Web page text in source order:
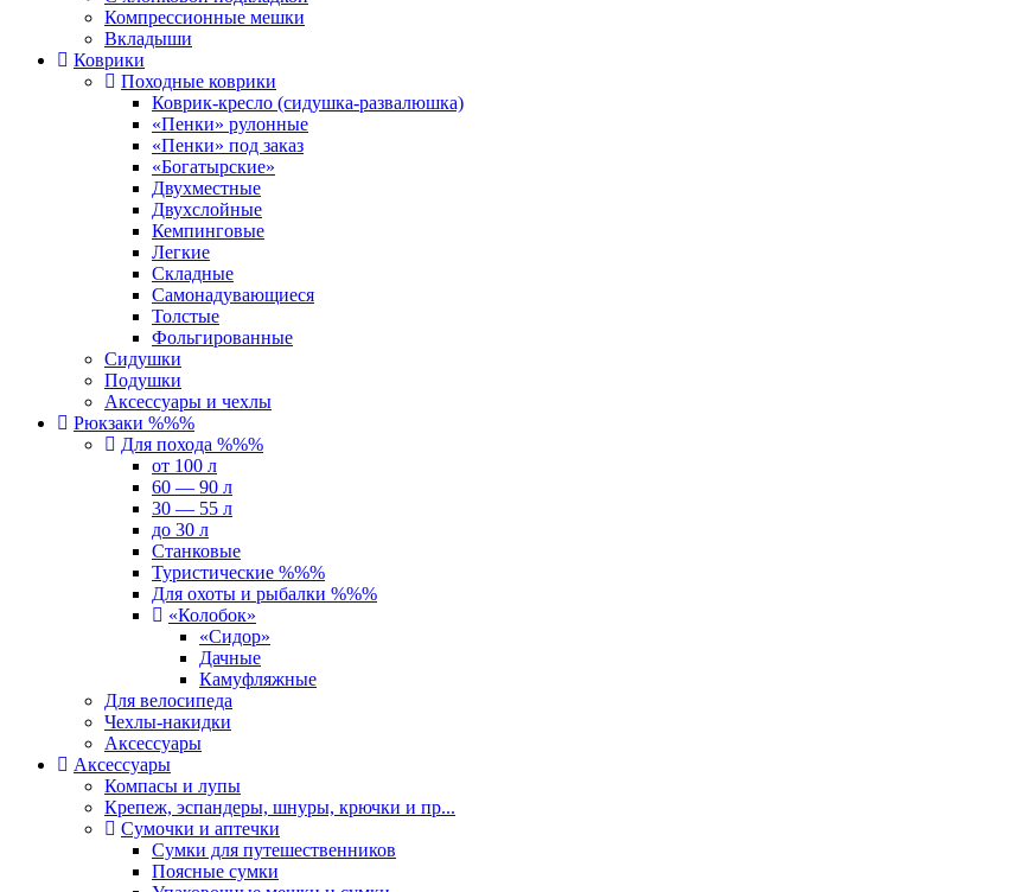
Компрессионные мешки
Вкладыши
Коврики
Походные коврики
Коврик-кресло (сидушка-развалюшка)
«Пенки» рулонные
«Пенки» под заказ
«Богатырские»
Двухместные
Двухслойные
Кемпинговые
Легкие
Складные
Самонадувающиеся
Толстые
Фольгированные
Сидушки
Подушки
Аксессуары и чехлы
Рюкзаки %%%
Для похода %%%
от 100 л
60 — 90 л
30 — 55 л
до 30 л
Станковые
Туристические %%%
Для охоты и рыбалки %%%
«Колобок»
«Сидор»
Дачные
Камуфляжные
Для велосипеда
Чехлы-накидки
Аксессуары
Аксессуары
Компасы и лупы
Крепеж, эспандеры, шнуры, крючки и пр...
Сумочки и аптечки
Сумки для путешественников
Поясные сумки